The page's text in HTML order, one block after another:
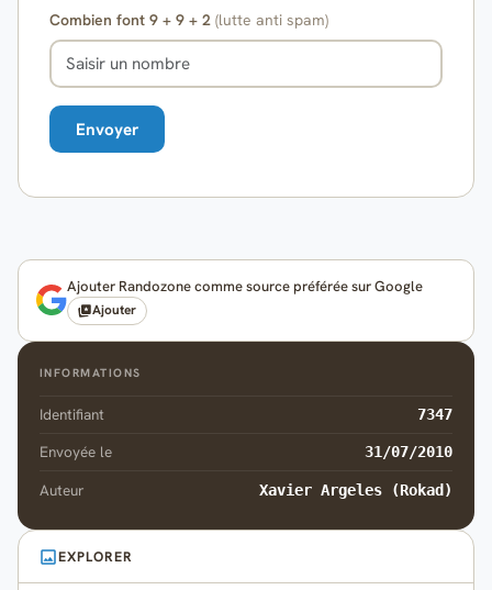
Combien font 9 + 9 + 2 (lutte anti spam)
Ajouter Randozone comme source préférée sur Google
Ajouter
INFORMATIONS
Identifiant 7347
Envoyée le 31/07/2010
Auteur Xavier Argeles (Rokad)
EXPLORER